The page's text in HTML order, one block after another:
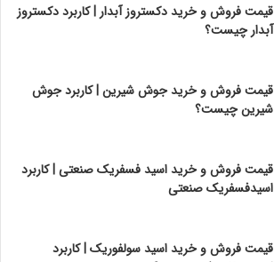
قیمت فروش و خرید دکستروز آبدار | کاربرد دکستروز
آبدار چیست؟
قیمت فروش و خرید جوش شیرین | کاربرد جوش
شیرین چیست؟
قیمت فروش و خرید اسید فسفریک صنعتی | کاربرد
اسیدفسفریک صنعتی
قیمت فروش و خرید اسید سولفوریک | کاربرد